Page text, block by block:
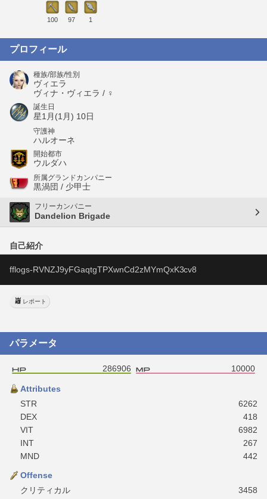
100 97 1
プロフィール
種族/部族/性別
ヴィエラ
ヴィナ・ヴィエラ / ♀
誕生日
星1月(1月) 10日
守護神
ハルオーネ
開始都市
ウルダハ
所属グランドカンパニー
黒渦団 / 少甲士
フリーカンパニー
Dandelion Brigade
自己紹介
fflogs-RVNZJ9yFGaqtgTPXwnCd2zMYmQxK3cv8
レポート
パラメータ
286906 10000
Attributes
STR
6262
DEX
418
VIT
6982
INT
267
MND
442
Offense
クリティカル
3458